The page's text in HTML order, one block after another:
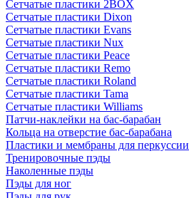
Сетчатые пластики 2BOX
Сетчатые пластики Dixon
Сетчатые пластики Evans
Сетчатые пластики Nux
Сетчатые пластики Peace
Сетчатые пластики Remo
Сетчатые пластики Roland
Сетчатые пластики Tama
Сетчатые пластики Williams
Патчи-наклейки на бас-барабан
Кольца на отверстие бас-барабана
Пластики и мембраны для перкуссии
Тренировочные пэды
Наколенные пэды
Пэды для ног